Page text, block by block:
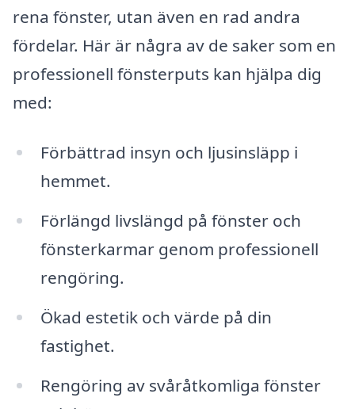
rena fönster, utan även en rad andra
fördelar. Här är några av de saker som en
professionell fönsterputs kan hjälpa dig
med:
Förbättrad insyn och ljusinsläpp i
hemmet.
Förlängd livslängd på fönster och
fönsterkarmar genom professionell
rengöring.
Ökad estetik och värde på din
fastighet.
Rengöring av svåråtkomliga fönster